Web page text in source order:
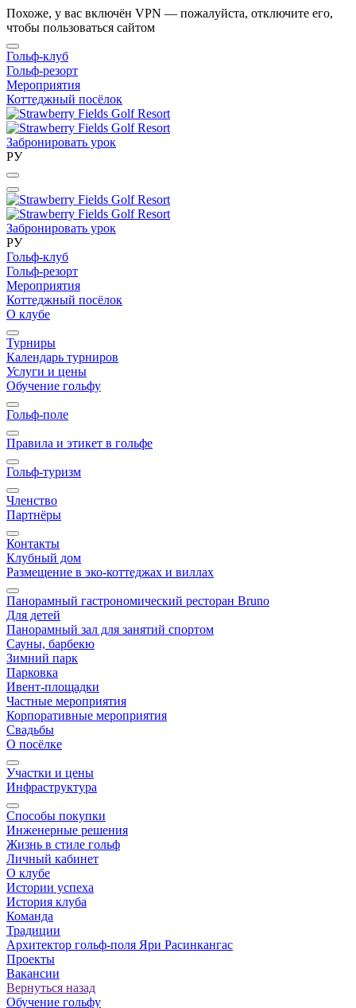
Похоже, у вас включён VPN — пожалуйста, отключите его,
чтобы пользоваться сайтом
Гольф-клуб
Гольф-резорт
Мероприятия
Коттеджный посёлок
Забронировать урок
РУ
Забронировать урок
РУ
Гольф-клуб
Гольф-резорт
Мероприятия
Коттеджный посёлок
О клубе
Турниры
Календарь турниров
Услуги и цены
Обучение гольфу
Гольф-поле
Правила и этикет в гольфе
Гольф-туризм
Членство
Партнёры
Контакты
Клубный дом
Размещение в эко-коттеджах и виллах
Панорамный гастрономический ресторан Bruno
Для детей
Панорамный зал для занятий спортом
Сауны, барбекю
Зимний парк
Парковка
Ивент-площадки
Частные мероприятия
Корпоративные мероприятия
Свадьбы
О посёлке
Участки и цены
Инфраструктура
Способы покупки
Инженерные решения
Жизнь в стиле гольф
Личный кабинет
О клубе
Истории успеха
История клуба
Команда
Традиции
Архитектор гольф-поля Яри Расинкангас
Проекты
Вакансии
Вернуться назад
Обучение гольфу